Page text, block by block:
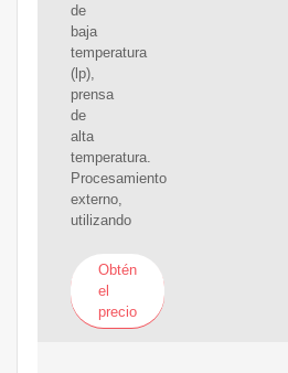
de
baja
temperatura
(lp),
prensa
de
alta
temperatura.
Procesamiento
externo,
utilizando
Obtén
el
precio